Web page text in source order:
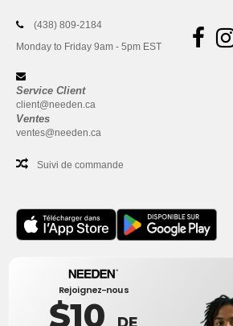
(438) 809-2184
Monday to Friday 9am - 5pm EST
Service Client
client@needen.ca
Ventes
ventes@needen.ca
Suivi de commande
Bureau
One Dundas Street West Suite 2500
Toronto, Ontario, M5G 1Z3
Rejoignez-nous
$10 DE